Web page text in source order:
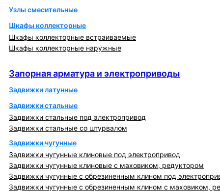
Узлы смесительные
Шкафы коллекторные
Шкафы коллекторные встраиваемые
Шкафы коллекторные наружные
Запорная арматура и электроприводы
Задвижки латунные
Задвижки стальные
Задвижки стальные под электропривод
Задвижки стальные со штурвалом
Задвижки чугунные
Задвижки чугунные клиновые под электропривод
Задвижки чугунные клиновые с маховиком, редуктором
Задвижки чугунные с обрезиненным клином под
Задвижки чугунные с обрезиненным клином с маховиком,